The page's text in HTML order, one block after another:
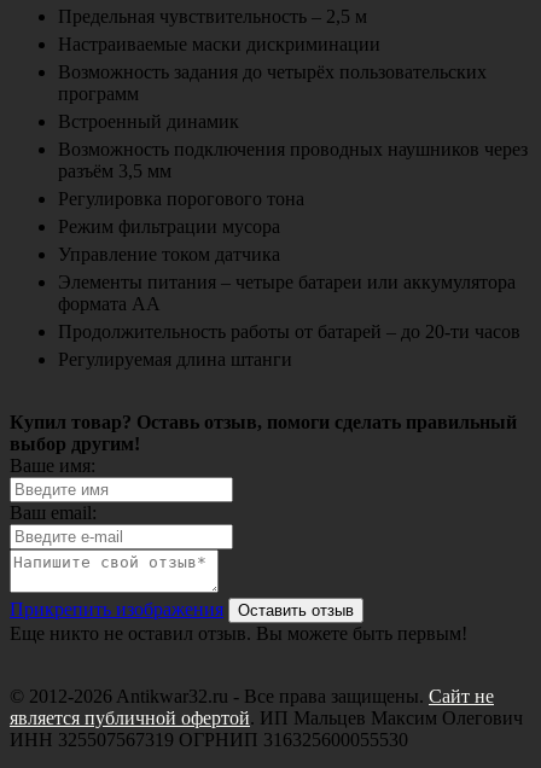
Предельная чувствительность – 2,5 м
Настраиваемые маски дискриминации
Возможность задания до четырёх пользовательских
программ
Встроенный динамик
Возможность подключения проводных наушников через
разъём 3,5 мм
Регулировка порогового тона
Режим фильтрации мусора
Управление током датчика
Элементы питания – четыре батареи или аккумулятора
формата АА
Продолжительность работы от батарей – до 20-ти часов
Регулируемая длина штанги
Купил товар? Оставь отзыв, помоги сделать правильный
выбор другим!
Ваше имя:
Ваш email:
Прикрепить изображения Оставить отзыв
Еще никто не оставил отзыв. Вы можете быть первым!
© 2012-2026 Antikwar32.ru - Все права защищены. Сайт не
является публичной офертой. ИП Мальцев Максим Олегович
ИНН 325507567319 ОГРНИП 316325600055530